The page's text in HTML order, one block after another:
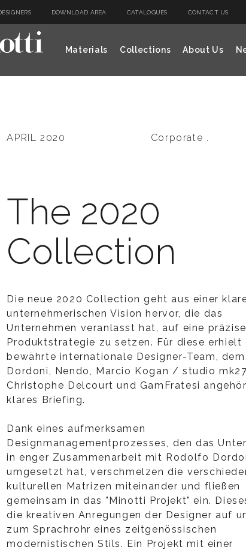
DOWNLOAD AREA CATALOGUES CONTACT US
Materials Collections About Us
APRIL 2020 Corporate .
The 2020
Collection
Die neue 2020 Collection geht aus einer
unternehmerischen Vision hervor, die das
Unternehmen veranlasst hat, auf eine präzise
Produktstrategie zu setzen. Für diese erhielt
bewährte internationale Designer-Team,
Dordoni, Nendo, Marcio Kogan / studio
Christophe Delcourt und GamFratesi
klares Briefing.
Dank eines aufmerksamen
Designmanagementprozesses, den das
in enger Zusammenarbeit mit Rodolfo
umgesetzt hat, verschmelzen die
kulturellen Matrizen miteinander und fließen
gemeinsam in das "Minotti Projekt" ein.
die kreativen Anregungen der Designer auf
zum Sprachrohr eines zeitgenössischen
modernistischen Stils. Ein Projekt mit einer